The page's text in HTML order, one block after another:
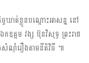
ឃាត់ខ្លួនបណ្តោះអាសន្ន នៅ
ត្តម វង្ស ប៊ុនវិសុទ្ធ ព្រះរាជ
ងសំណុំរឿងតាមនីតិវិធី ៕